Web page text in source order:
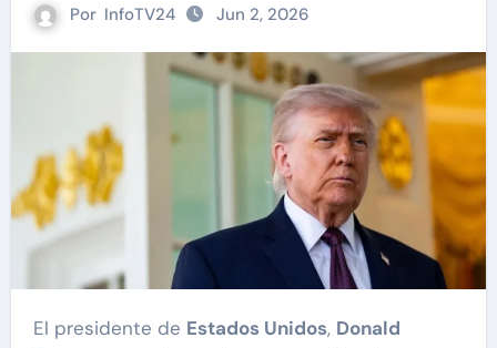
Por InfoTV24 Jun 2, 2026
El presidente de Estados Unidos, Donald